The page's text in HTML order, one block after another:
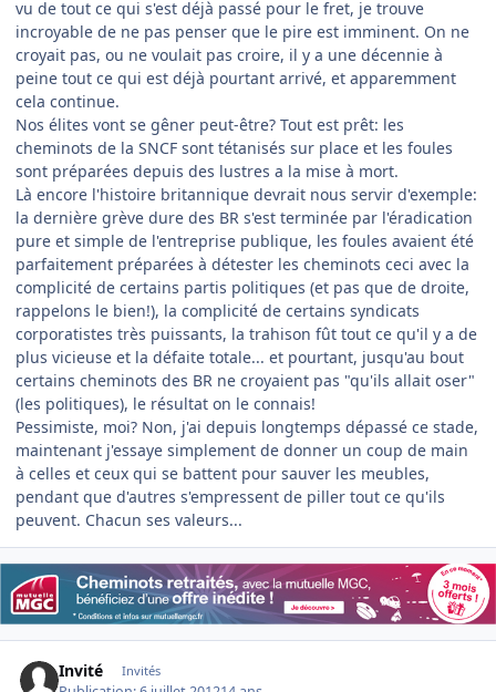
vu de tout ce qui s'est déjà passé pour le fret, je trouve
incroyable de ne pas penser que le pire est imminent. On ne
croyait pas, ou ne voulait pas croire, il y a une décennie à
peine tout ce qui est déjà pourtant arrivé, et apparemment
cela continue.
Nos élites vont se gêner peut-être? Tout est prêt: les
cheminots de la SNCF sont tétanisés sur place et les foules
sont préparées depuis des lustres a la mise à mort.
Là encore l'histoire britannique devrait nous servir d'exemple:
la dernière grève dure des BR s'est terminée par l'éradication
pure et simple de l'entreprise publique, les foules avaient été
parfaitement préparées à détester les cheminots ceci avec la
complicité de certains partis politiques (et pas que de droite,
rappelons le bien!), la complicité de certains syndicats
corporatistes très puissants, la trahison fût tout ce qu'il y a de
plus vicieuse et la défaite totale... et pourtant, jusqu'au bout
certains cheminots des BR ne croyaient pas "qu'ils allait oser"
(les politiques), le résultat on le connais!
Pessimiste, moi? Non, j'ai depuis longtemps dépassé ce stade,
maintenant j'essaye simplement de donner un coup de main
à celles et ceux qui se battent pour sauver les meubles,
pendant que d'autres s'empressent de piller tout ce qu'ils
peuvent. Chacun ses valeurs...
Invité Invités